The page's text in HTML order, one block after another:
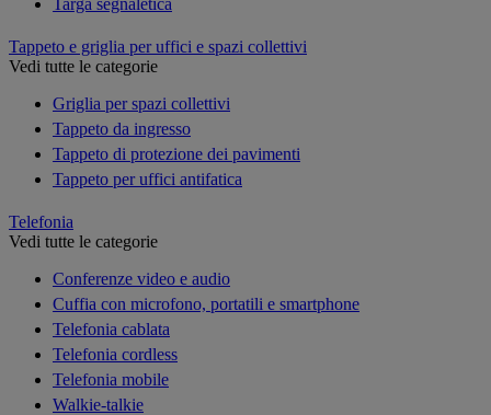
Tappeto e griglia per uffici e spazi collettivi
Vedi tutte le categorie
Griglia per spazi collettivi
Tappeto da ingresso
Tappeto di protezione dei pavimenti
Tappeto per uffici antifatica
Telefonia
Vedi tutte le categorie
Conferenze video e audio
Cuffia con microfono, portatili e smartphone
Telefonia cablata
Telefonia cordless
Telefonia mobile
Walkie-talkie